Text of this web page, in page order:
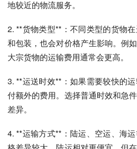
地较近的物流服务。
2. **货物类型**：不同类型的货物
和包装，也会对价格产生影响。例
大宗货物的运输费用通常会更高。
3. **运送时效**：如果需要较快的
付额外的费用。选择普通时效和急
差异。
4. **运输方式**：陆运、空运、海